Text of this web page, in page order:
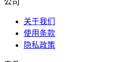
公司
关于我们
使用条款
隐私政策